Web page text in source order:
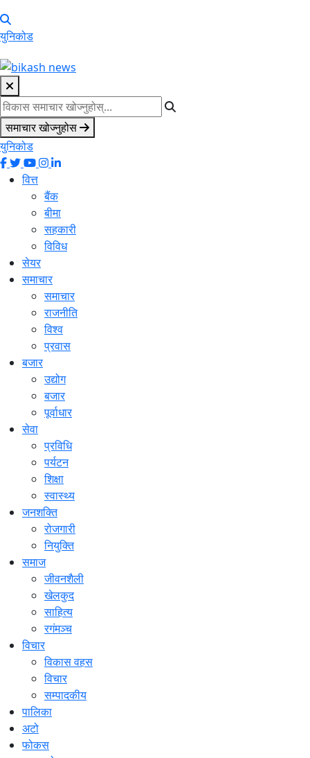
युनिकोड
समाचार खोज्नुहोस
युनिकोड
वित्त
बैंक
बीमा
सहकारी
विविध
सेयर
समाचार
समाचार
राजनीति
विश्व
प्रवास
बजार
उद्योग
बजार
पूर्वाधार
सेवा
प्रविधि
पर्यटन
शिक्षा
स्वास्थ्य
जनशक्ति
रोजगारी
नियुक्ति
समाज
जीवनशैली
खेलकुद
साहित्य
रगंमञ्च
विचार
विकास वहस
विचार
सम्पादकीय
पालिका
अटो
फोकस